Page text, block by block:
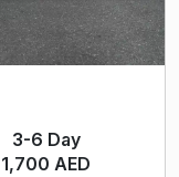
3-6 Day
1,700 AED